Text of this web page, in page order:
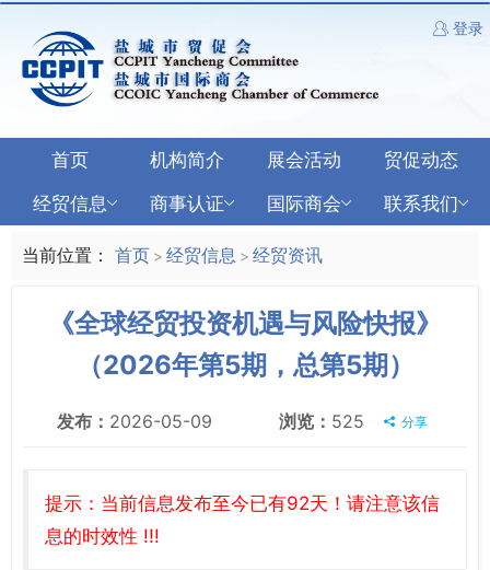
登录
首页 机构简介 展会活动
贸促动态
经贸信息
商事认证 国际商会 联系我们
当前位置： 首页 > 经贸信息 > 经贸资讯
《全球经贸投资机遇与风险快报》
（2026年第5期，总第5期）
发布： 2026-05-09 浏览： 525 分享
提示：当前信息发布至今已有92天！请注意该信
息的时效性 !!!